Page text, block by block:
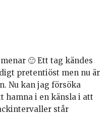
🙂 Ett tag kändes
pretentiöst men nu är
Nu kan jag försöka
hamna i en känsla i att
står